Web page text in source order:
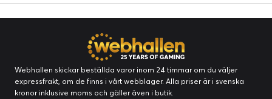
Webhallen skickar beställda varor inom 24 timmar om du väljer
expressfrakt, om de finns i vårt webblager. Alla priser är i svenska
kronor inklusive moms och gäller även i butik.